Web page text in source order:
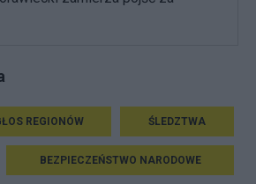
REGIONÓW ŚLEDZTWA
BEZPIECZEŃSTWO NARODOWE